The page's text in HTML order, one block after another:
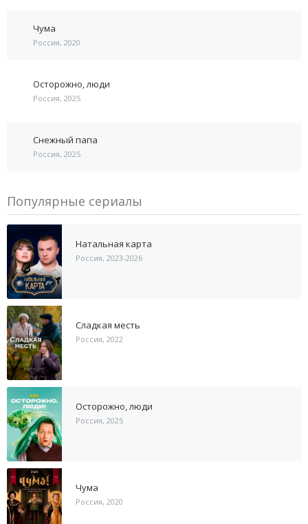
Чума
Россия, 2020
Осторожно, люди
Россия, 2025
Снежный папа
Россия, 2025
Популярные сериалы
Натальная карта
Россия, 2023-2026
Сладкая месть
Россия, 2022
Осторожно, люди
Россия, 2025
Чума
Россия, 2020